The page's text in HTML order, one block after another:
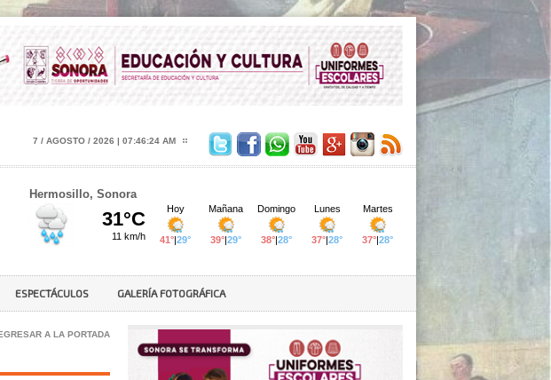
7 / AGOSTO / 2026 | 07:46:25 AM
Hermosillo, Sonora
ESPECTÁCULOS GALERÍA FOTOGRÁFICA
A LA PORTADA